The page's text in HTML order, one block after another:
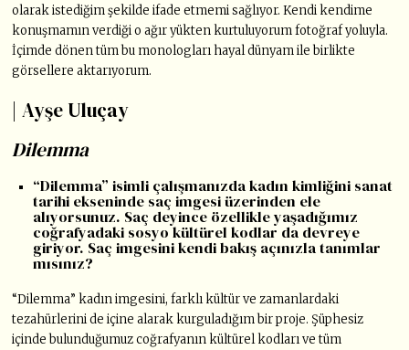
olarak istediğim şekilde ifade etmemi sağlıyor. Kendi kendime
konuşmamın verdiği o ağır yükten kurtuluyorum fotoğraf yoluyla.
İçimde dönen tüm bu monologları hayal dünyam ile birlikte
görsellere aktarıyorum.
| Ayşe Uluçay
Dilemma
“Dilemma” isimli çalışmanızda kadın kimliğini sanat
tarihi ekseninde saç imgesi üzerinden ele
alıyorsunuz. Saç deyince özellikle yaşadığımız
coğrafyadaki sosyo kültürel kodlar da devreye
giriyor. Saç imgesini kendi bakış açınızla tanımlar
mısınız?
“Dilemma” kadın imgesini, farklı kültür ve zamanlardaki
tezahürlerini de içine alarak kurguladığım bir proje. Şüphesiz
içinde bulunduğumuz coğrafyanın kültürel kodları ve tüm